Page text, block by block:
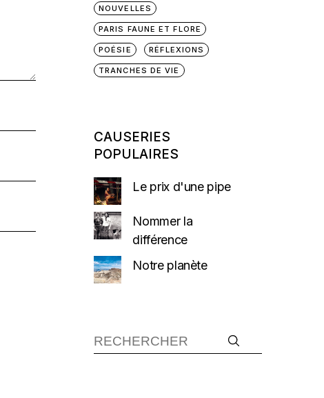
NOUVELLES
PARIS FAUNE ET FLORE
POÉSIE RÉFLEXIONS
TRANCHES DE VIE
CAUSERIES
POPULAIRES
Le prix d'une pipe
Nommer la
différence
Notre planète
Recherche :